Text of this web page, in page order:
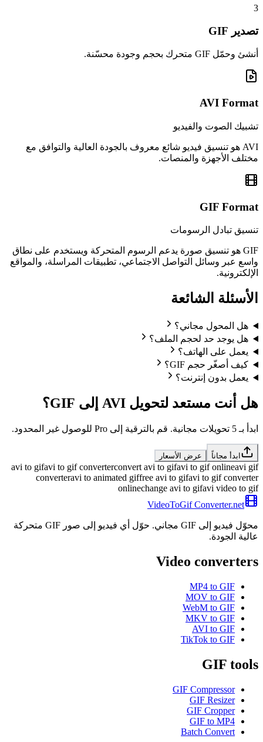
3
تصدير GIF
أنشئ وحمّل GIF متحرك بحجم وجودة محسّنة.
AVI Format
تشبيك الصوت والفيديو
AVI هو تنسيق فيديو شائع معروف بالجودة العالية والتوافق مع
مختلف الأجهزة والمنصات.
GIF Format
تنسيق تبادل الرسومات
GIF هو تنسيق صورة يدعم الرسوم المتحركة ويستخدم على نطاق
واسع عبر وسائل التواصل الاجتماعي، تطبيقات المراسلة، والمواقع
الإلكترونية.
الأسئلة الشائعة
هل المحول مجاني؟
هل يوجد حد لحجم الملف؟
يعمل على الهاتف؟
كيف أصغّر حجم GIF؟
يعمل بدون إنترنت؟
هل أنت مستعد لتحويل AVI إلى GIF؟
ابدأ بـ 5 تحويلات مجانية. قم بالترقية إلى Pro للوصول غير المحدود.
ابدأ مجاناً عرض الأسعار
avi to gifavi to gif converterconvert avi to gifavi to gif onlineavi gif
converteravi to animated giffree avi to gifavi to gif converter
onlinechange avi to gifavi video to gif
VideoToGif Converter.net
محوّل فيديو إلى GIF مجاني. حوّل أي فيديو إلى صور GIF متحركة
عالية الجودة.
Video converters
MP4 to GIF
MOV to GIF
WebM to GIF
MKV to GIF
AVI to GIF
TikTok to GIF
GIF tools
GIF Compressor
GIF Resizer
GIF Cropper
GIF to MP4
Batch Convert